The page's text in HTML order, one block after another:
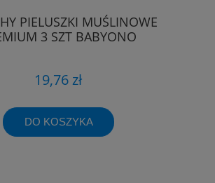
PIELUSZKI MUŚLINOWE
3 SZT BABYONO
19,76 zł
DO KOSZYKA